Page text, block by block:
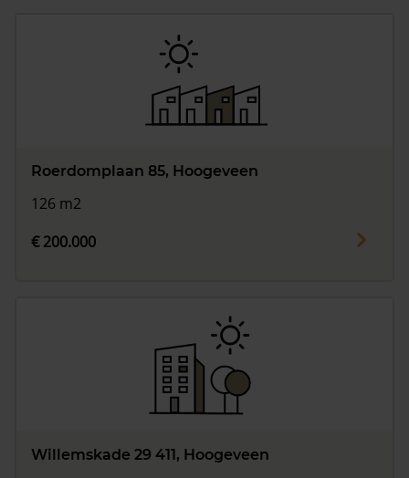
Roerdomplaan 85, Hoogeveen
126 m2
€ 200.000
Willemskade 29 411, Hoogeveen